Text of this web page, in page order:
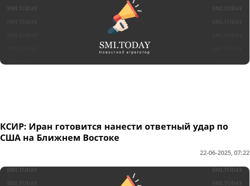
КСИР: Иран готовится нанести ответный удар по
США на Ближнем Востоке
22-06-2025, 07:22